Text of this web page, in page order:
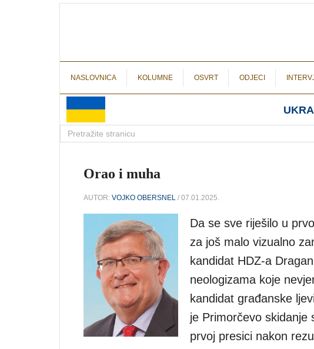
NASLOVNICA KOLUMNE OSVRT ODJECI
Orao i muha
AUTOR: VOJKO OBERSNEL / 07.01.2025.
Da se sve riješilo u
za još malo vizualno
kandidat HDZ-a
neologizama koje
kandidat građanske
je Primorčevo skidanje
prvoj presici nakon